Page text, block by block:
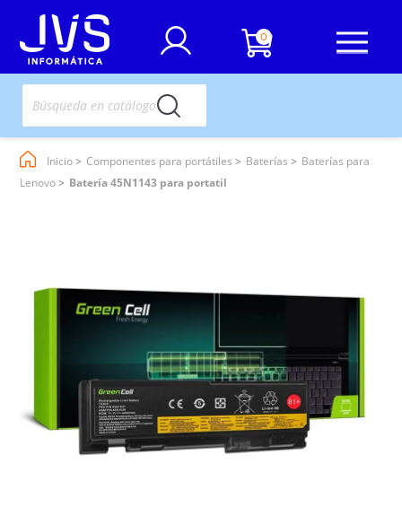
0
Inicio Componentes para portátiles Baterías
Baterías para
Lenovo
Batería 45N1143 para portatil